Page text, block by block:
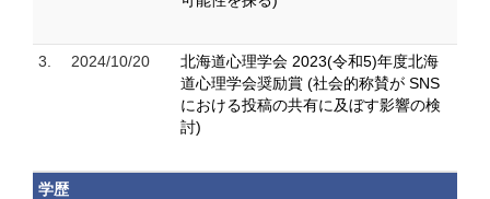
3. 2024/10/20
北海道心理学会 2023(令和5)年度北海
道心理学会奨励賞 (社会的称賛が SNS
における投稿の共有に及ぼす影響の検
討)
学歴